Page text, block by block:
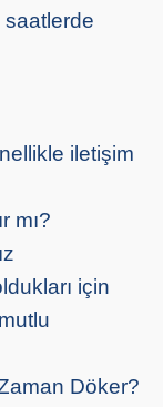
iletişim
mı?
için
Döker?